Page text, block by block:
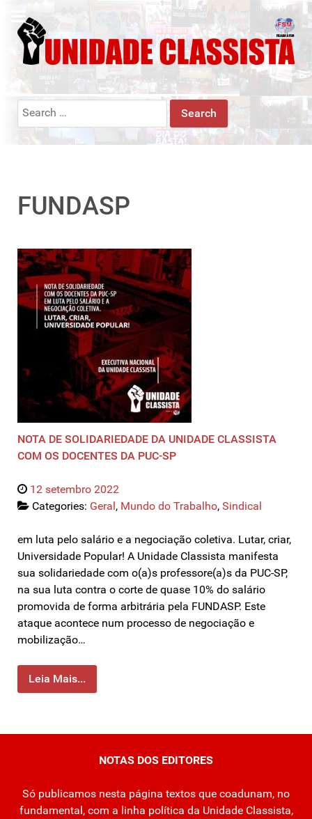
Search
FUNDASP
NOTA DE SOLIDARIEDADE DA UNIDADE CLASSISTA
COM OS DOCENTES DA PUC-SP
12 setembro 2022
Categories: Geral, Mundo do Trabalho, Sindical
em luta pelo salário e a negociação coletiva. Lutar, criar,
Universidade Popular! A Unidade Classista manifesta
sua solidariedade com o(a)s professore(a)s da PUC-SP,
na sua luta contra o corte de quase 10% do salário
promovida de forma arbitrária pela FUNDASP. Este
ataque acontece num processo de negociação e
mobilização…
Leia Mais...
NOTAS DOS EDITORES
Só publicamos nesta página textos que coadunam, no
fundamental, com a linha política da Unidade Classista,